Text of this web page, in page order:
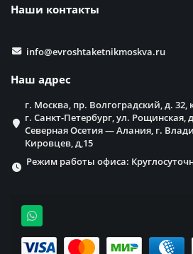
Наши контакты
info@evroshtaketnikmoskva.ru
Наш адрес
г. Москва, пр. Волгоградский, д. 32,
г. Санкт-Петербург, ул. Рощинская,
Северная Осетия — Алания, г.
Кировцев, д,15
Режим работы офиса: